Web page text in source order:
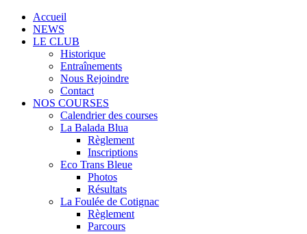
Accueil
NEWS
LE CLUB
Historique
Entraînements
Nous Rejoindre
Contact
NOS COURSES
Calendrier des courses
La Balada Blua
Règlement
Inscriptions
Eco Trans Bleue
Photos
Résultats
La Foulée de Cotignac
Règlement
Parcours